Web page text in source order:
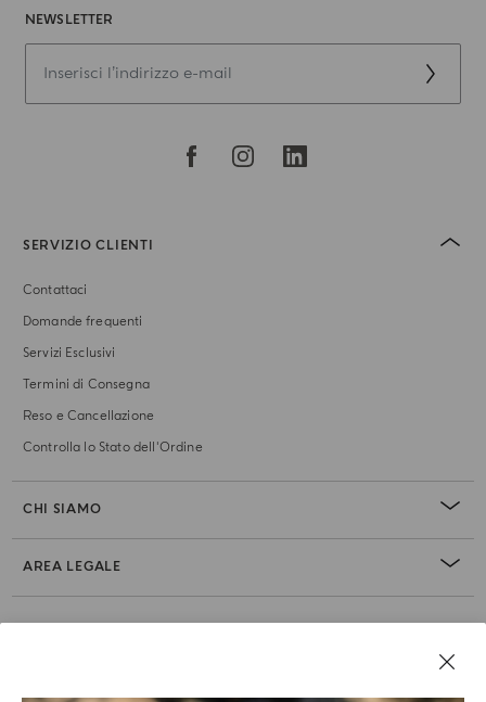
NEWSLETTER
SERVIZIO CLIENTI
Contattaci
Domande frequenti
Servizi Esclusivi
Termini di Consegna
Reso e Cancellazione
Controlla lo Stato dell'Ordine
CHI SIAMO
AREA LEGALE